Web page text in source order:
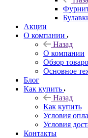
Акции
О компании
Назад
О компании
Обзор
Основное
Блог
Как купить
Назад
Как купить
Условия
Условия
Контакты